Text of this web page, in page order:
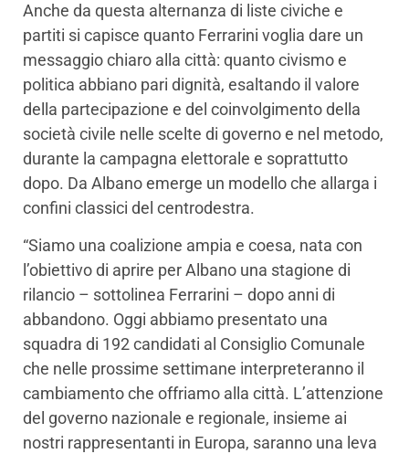
Anche da questa alternanza di liste civiche e
partiti si capisce quanto Ferrarini voglia dare un
messaggio chiaro alla città: quanto civismo e
politica abbiano pari dignità, esaltando il valore
della partecipazione e del coinvolgimento della
società civile nelle scelte di governo e nel metodo,
durante la campagna elettorale e soprattutto
dopo. Da Albano emerge un modello che allarga i
confini classici del centrodestra.
“Siamo una coalizione ampia e coesa, nata con
l’obiettivo di aprire per Albano una stagione di
rilancio – sottolinea Ferrarini – dopo anni di
abbandono. Oggi abbiamo presentato una
squadra di 192 candidati al Consiglio Comunale
che nelle prossime settimane interpreteranno il
cambiamento che offriamo alla città. L’attenzione
del governo nazionale e regionale, insieme ai
nostri rappresentanti in Europa, saranno una leva